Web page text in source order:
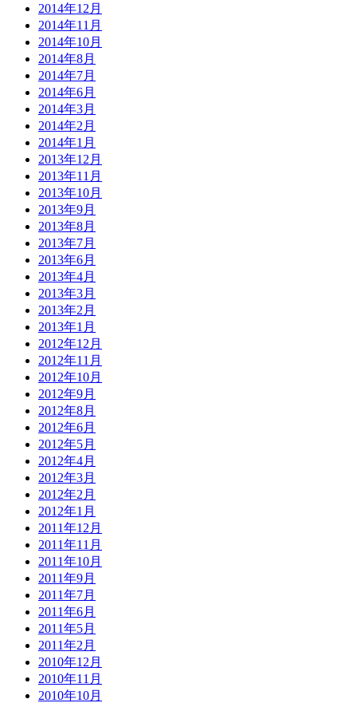
2014年12月
2014年11月
2014年10月
2014年8月
2014年7月
2014年6月
2014年3月
2014年2月
2014年1月
2013年12月
2013年11月
2013年10月
2013年9月
2013年8月
2013年7月
2013年6月
2013年4月
2013年3月
2013年2月
2013年1月
2012年12月
2012年11月
2012年10月
2012年9月
2012年8月
2012年6月
2012年5月
2012年4月
2012年3月
2012年2月
2012年1月
2011年12月
2011年11月
2011年10月
2011年9月
2011年7月
2011年6月
2011年5月
2011年2月
2010年12月
2010年11月
2010年10月